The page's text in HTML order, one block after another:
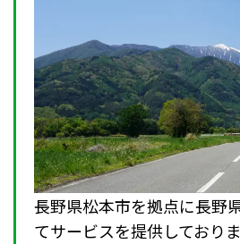
長野県松本市を拠点に長野
てサービスを提供しておりま